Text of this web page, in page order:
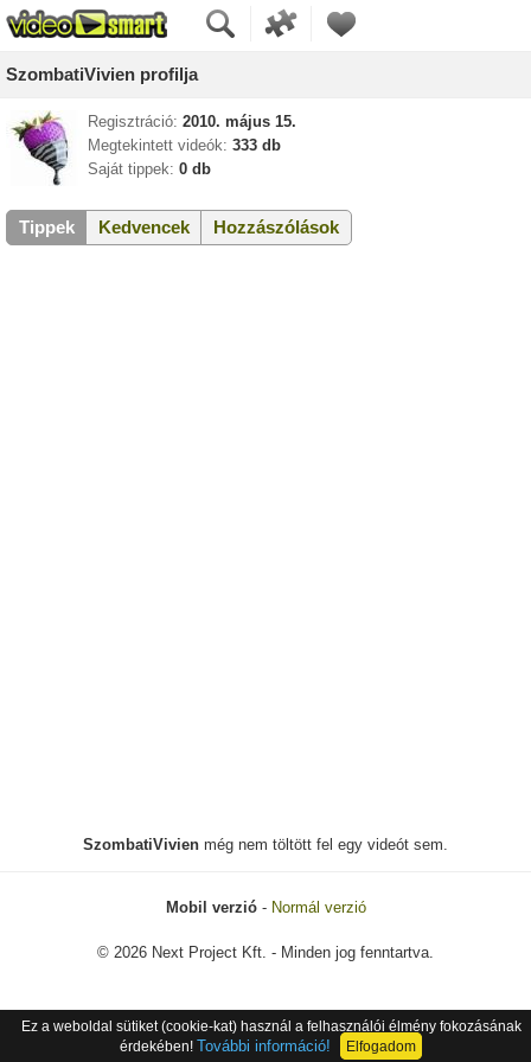
SzombatiVivien profilja
Regisztráció: 2010. május 15.
Megtekintett videók: 333 db
Saját tippek: 0 db
Tippek Kedvencek Hozzászólások
SzombatiVivien még nem töltött fel egy videót sem.
Mobil verzió- Normál verzió
© 2026 Next Project Kft. - Minden jog fenntartva.
Ez a weboldal sütiket (cookie-kat) használ a felhasználói élmény fokozásának
érdekében! További információ! Elfogadom